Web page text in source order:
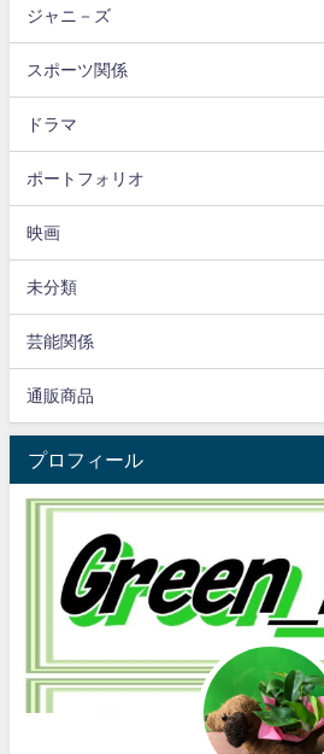
ジャニ－ズ
スポーツ関係
ドラマ
ポートフォリオ
映画
未分類
芸能関係
通販商品
プロフィール